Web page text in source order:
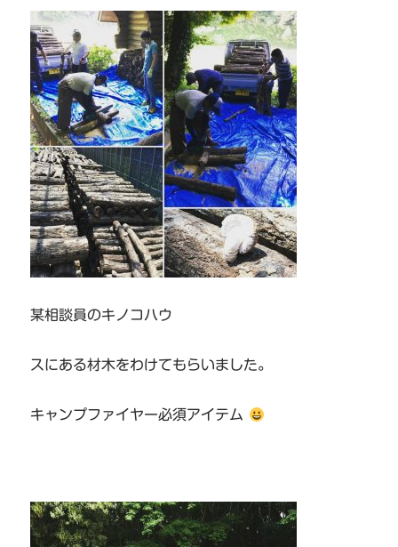
某相談員のキノコハウ
スにある材木をわけてもらいました。
キャンプファイヤー必須アイテム